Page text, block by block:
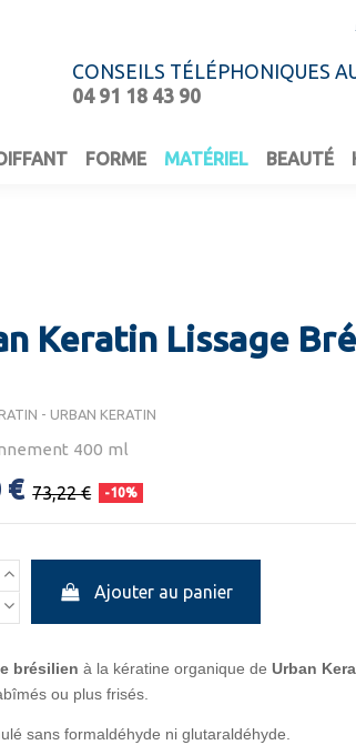
CONSEILS TÉLÉPHONIQUES
04 91 18 43 90
FORME MATÉRIEL BEAUTÉ
Keratin Lissage
- URBAN KERATIN
400 ml
€ 73,22 € -10%
Ajouter au panier
brésilien à la kératine organique de Urban
ou plus frisés.
sans formaldéhyde ni glutaraldéhyde.